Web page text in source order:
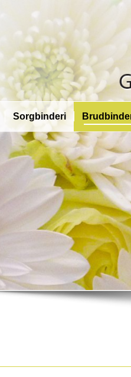
Sorgbinderi